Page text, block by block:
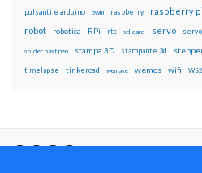
pulsanti e arduino pwm raspberry raspberry pi
robot robotica RPi rtc sd card servo
solder past pen stampa 3D stampante 3d
timelapse tinkercad wemake wemos wifi